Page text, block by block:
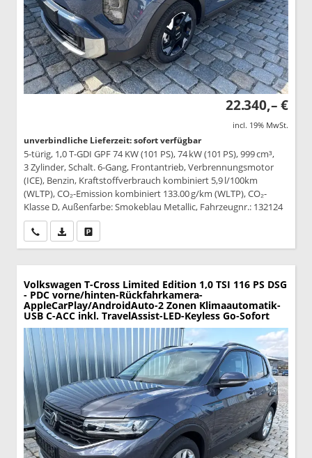
22.340,– €
incl. 19% MwSt.
unverbindliche Lieferzeit: sofort verfügbar
5-türig, 1,0 T-GDI GPF 74 KW (101 PS), 74 kW (101 PS), 999 cm³,
3 Zylinder, Schalt. 6-Gang, Frontantrieb, Verbrennungsmotor
(ICE), Benzin, Kraftstoffverbrauch kombiniert 5,9 l/100km
(WLTP), CO₂-Emission kombiniert 133.00 g/km (WLTP), CO₂-
Klasse D, Außenfarbe: Smokeblau Metallic, Fahrzeugnr.: 132124
Wir rufen Sie anPDF-Datei, Fahrzeugexposé drucken
Volkswagen T-Cross Limited Edition 1,0 TSI 116 PS DSG
- PDC vorne/hinten-Rückfahrkamera-
AppleCarPlay/AndroidAuto-2 Zonen Klimaautomatik-
USB C-ACC inkl. TravelAssist-LED-Keyless Go-Sofort